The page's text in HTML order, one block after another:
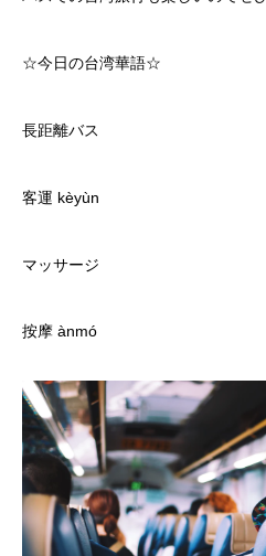
☆今日の台湾華語☆
長距離バス
客運 kèyùn
マッサージ
按摩 ànmó